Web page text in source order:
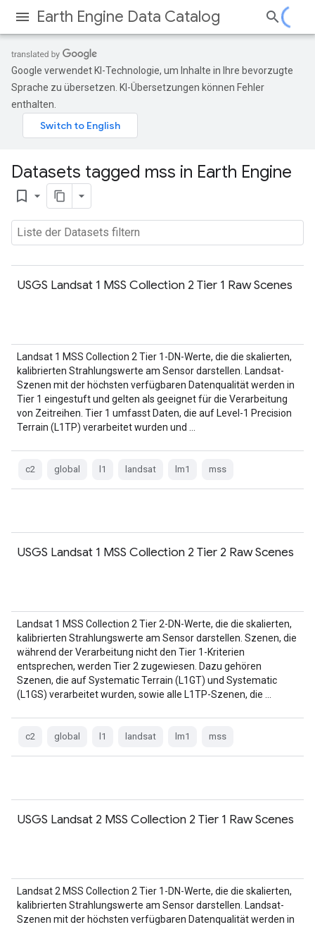
Earth Engine Data Catalog
Google verwendet KI-Technologie, um Inhalte in Ihre bevorzugte
Sprache zu übersetzen. KI-Übersetzungen können Fehler
enthalten.
Datasets tagged mss in Earth Engine
bookmark_border
USGS Landsat 1 MSS Collection 2 Tier 1 Raw Scenes
Landsat 1 MSS Collection 2 Tier 1-DN-Werte, die die skalierten,
kalibrierten Strahlungswerte am Sensor darstellen. Landsat-
Szenen mit der höchsten verfügbaren Datenqualität werden in
Tier 1 eingestuft und gelten als geeignet für die Verarbeitung
von Zeitreihen. Tier 1 umfasst Daten, die auf Level-1 Precision
Terrain (L1TP) verarbeitet wurden und …
c2 global l1 landsat lm1 mss
USGS Landsat 1 MSS Collection 2 Tier 2 Raw Scenes
Landsat 1 MSS Collection 2 Tier 2-DN-Werte, die die skalierten,
kalibrierten Strahlungswerte am Sensor darstellen. Szenen, die
während der Verarbeitung nicht den Tier 1-Kriterien
entsprechen, werden Tier 2 zugewiesen. Dazu gehören
Szenen, die auf Systematic Terrain (L1GT) und Systematic
(L1GS) verarbeitet wurden, sowie alle L1TP-Szenen, die …
c2 global l1 landsat lm1 mss
USGS Landsat 2 MSS Collection 2 Tier 1 Raw Scenes
Landsat 2 MSS Collection 2 Tier 1-DN-Werte, die die skalierten,
kalibrierten Strahlungswerte am Sensor darstellen. Landsat-
Szenen mit der höchsten verfügbaren Datenqualität werden in